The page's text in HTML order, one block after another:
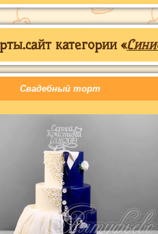
категории «
Свадебный торт